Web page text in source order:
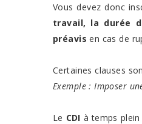
Vous devez donc
travail, la durée
préavis en cas de
Certaines clauses
Exemple : Imposer
Le CDI à temps